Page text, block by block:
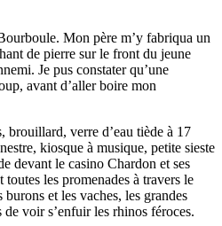
Mon père m’y fabriqua un
de pierre sur le front du jeune
Je pus constater qu’une
avant d’aller boire mon
brouillard, verre d’eau tiède à 17
kiosque à musique, petite sieste
devant le casino Chardon et ses
toutes les promenades à travers le
et les vaches, les grandes
de voir s’enfuir les rhinos féroces.